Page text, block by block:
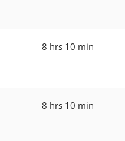
8 hrs 10 min
8 hrs 10 min